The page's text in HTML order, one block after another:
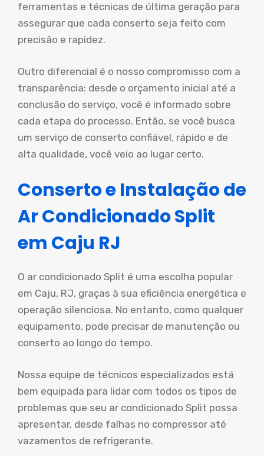
ferramentas e técnicas de última geração para
assegurar que cada conserto seja feito com
precisão e rapidez.
Outro diferencial é o nosso compromisso com a
transparência: desde o orçamento inicial até a
conclusão do serviço, você é informado sobre
cada etapa do processo. Então, se você busca
um serviço de conserto confiável, rápido e de
alta qualidade, você veio ao lugar certo.
Conserto e Instalação de
Ar Condicionado Split
em Caju RJ
O ar condicionado Split é uma escolha popular
em Caju, RJ, graças à sua eficiência energética e
operação silenciosa. No entanto, como qualquer
equipamento, pode precisar de manutenção ou
conserto ao longo do tempo.
Nossa equipe de técnicos especializados está
bem equipada para lidar com todos os tipos de
problemas que seu ar condicionado Split possa
apresentar, desde falhas no compressor até
vazamentos de refrigerante.